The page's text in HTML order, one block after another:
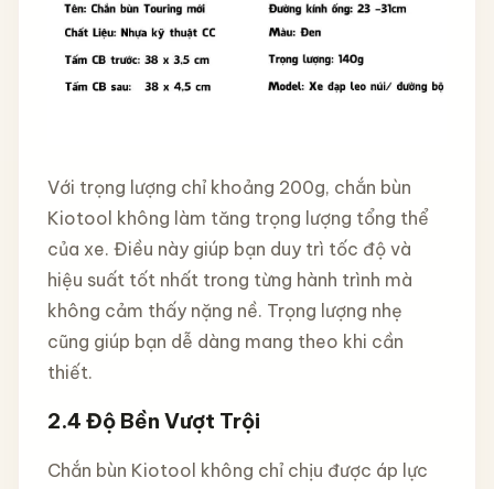
Với trọng lượng chỉ khoảng 200g, chắn bùn
Kiotool không làm tăng trọng lượng tổng thể
của xe. Điều này giúp bạn duy trì tốc độ và
hiệu suất tốt nhất trong từng hành trình mà
không cảm thấy nặng nề. Trọng lượng nhẹ
cũng giúp bạn dễ dàng mang theo khi cần
thiết.
2.4 Độ Bền Vượt Trội
Chắn bùn Kiotool không chỉ chịu được áp lực